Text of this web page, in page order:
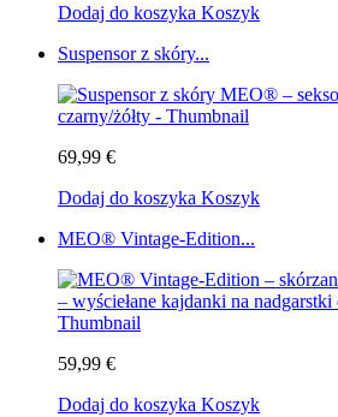
Dodaj do koszyka Koszyk
Suspensor z skóry...
69,99 €
Dodaj do koszyka Koszyk
MEO® Vintage-Edition...
59,99 €
Dodaj do koszyka Koszyk